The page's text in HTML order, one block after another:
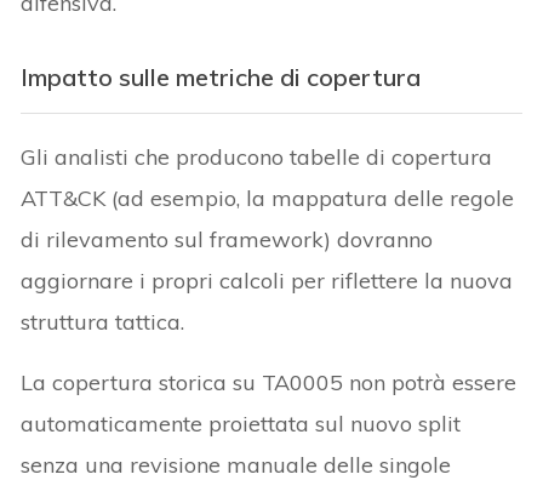
Impatto sulle metriche di copertura
Gli analisti che producono tabelle di copertura
ATT&CK (ad esempio, la mappatura delle regole
di rilevamento sul framework) dovranno
aggiornare i propri calcoli per riflettere la nuova
struttura tattica.
La copertura storica su TA0005 non potrà essere
automaticamente proiettata sul nuovo split
senza una revisione manuale delle singole